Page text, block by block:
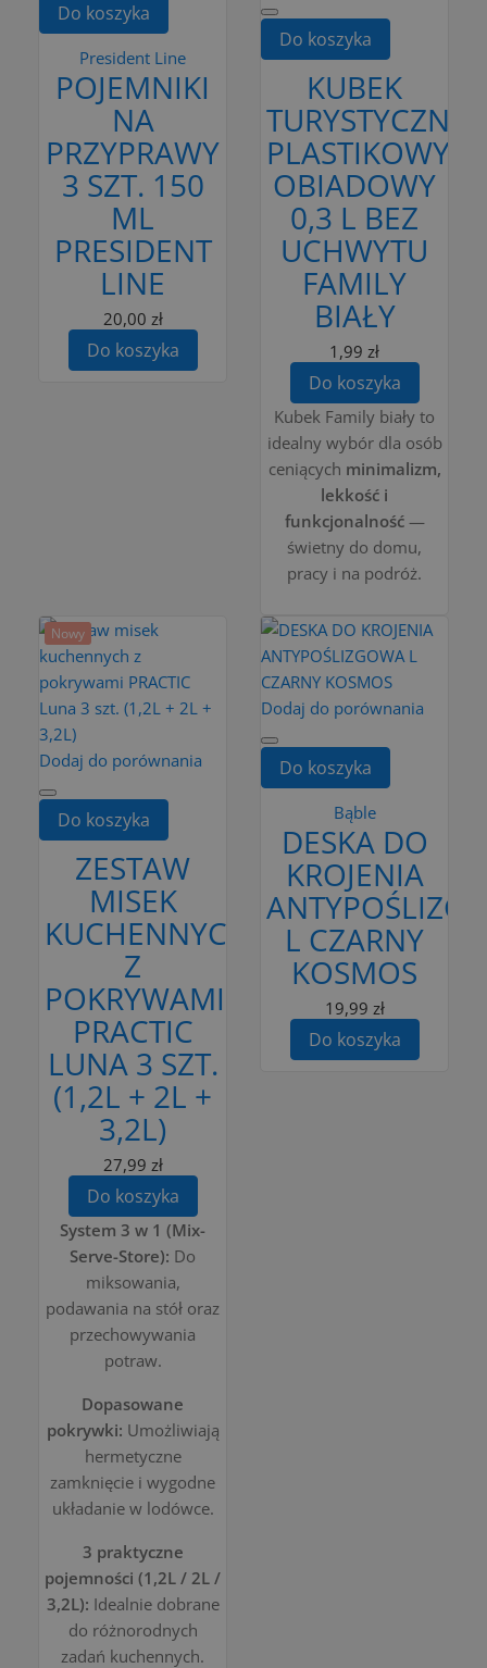
Do koszyka
President Line
POJEMNIKI
NA
PRZYPRAWY
3 SZT. 150
ML
PRESIDENT
LINE
20,00 zł
Do koszyka
Do koszyka
KUBEK
TURYSTYCZNY
PLASTIKOWY
OBIADOWY
0,3 L BEZ
UCHWYTU
FAMILY
BIAŁY
1,99 zł
Do koszyka
Kubek Family biały to
idealny wybór dla osób
ceniących minimalizm,
lekkość i
funkcjonalność—
świetny do domu,
pracy i na podróż.
Nowy
Dodaj do porównania
Do koszyka
ZESTAW
MISEK
KUCHENNYCH
Z
POKRYWAMI
PRACTIC
LUNA 3 SZT.
(1,2L + 2L +
3,2L)
27,99 zł
Do koszyka
System 3 w 1 (Mix-
Serve-Store): Do
miksowania,
podawania na stół oraz
przechowywania
potraw.
Dopasowane
pokrywki: Umożliwiają
hermetyczne
zamknięcie i wygodne
układanie w lodówce.
3 praktyczne
pojemności (1,2L / 2L /
3,2L): Idealnie dobrane
do różnorodnych
zadań kuchennych.
Dodaj do porównania
Do koszyka
Bąble
DESKA DO
KROJENIA
L CZARNY
KOSMOS
19,99 zł
Do koszyka